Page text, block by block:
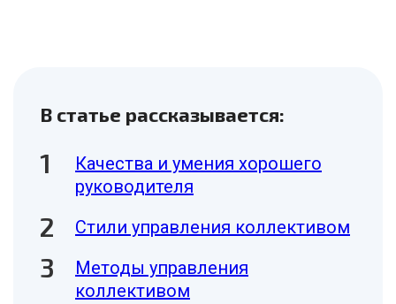
В статье рассказывается:
Качества и умения хорошего
руководителя
Стили управления коллективом
Методы управления
коллективом